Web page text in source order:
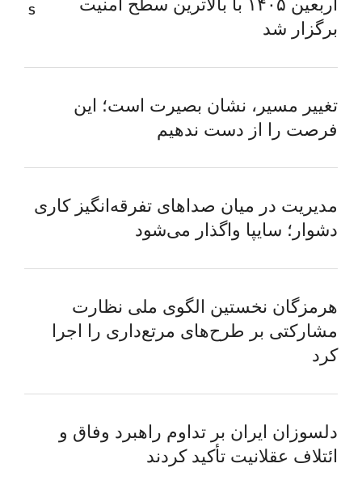
اربعین ۱۴۰۵ با بالاترین سطح امنیت
برگزار شد
تغییر مسیر، نشان بصیرت است؛ این
فرصت را از دست ندهیم
مدیریت در میان صداهای تفرقه‌انگیز کاری
دشوار؛ سایپا واگذار می‌شود
هرمزگان نخستین الگوی ملی نظارت
مشارکتی بر طرح‌های مرتع‌داری را اجرا
کرد
دلسوزان ایران بر تداوم راهبرد وفاق و
ائتلاف عقلانیت تأکید کردند